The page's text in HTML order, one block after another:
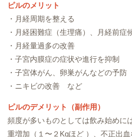
ピルのメリット
・月経周期を整える
・月経困難症（生理痛）、月経前症
・月経量過多の改善
・子宮内膜症の症状や進行を抑制
・子宮体がん、卵巣がんなどの予防
・ニキビの改善 など
ピルのデメリット（副作用）
頻度が多いものとしては飲み始めに
重増加（１〜２Kgほど ）、不正出